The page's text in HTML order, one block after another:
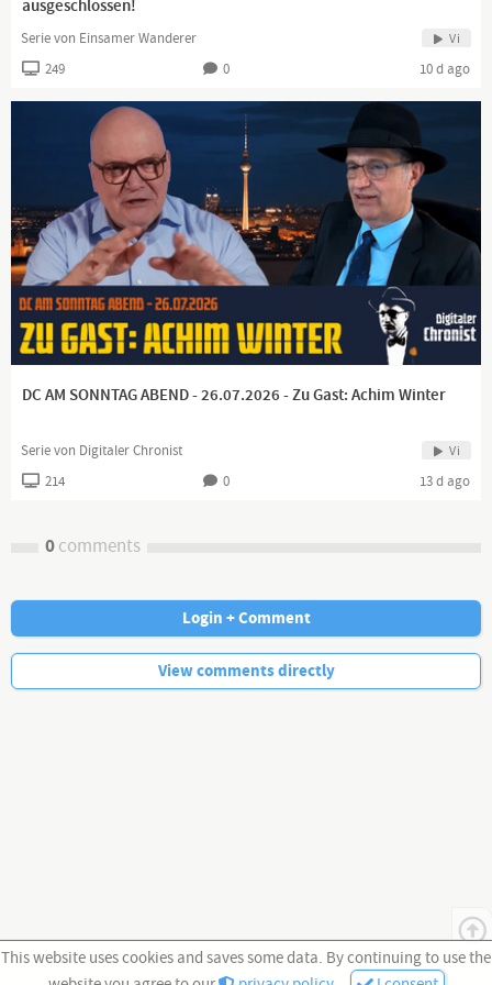
This website uses cookies and saves some data. By continuing to use the
zu begreifen und zu differenzieren. Ich will euch von meinen
Gedanken erzählen.
Manchmal sehe ich die Lüge. Wenn ich kann, kämpfe ich
dagegen an. Dafür dient diese Seite.
Schließe dich mir an!
ausgeschlossen!
Serie von Einsamer Wanderer Vi
249 0 10 d ago
DC AM SONNTAG ABEND - 26.07.2026 - Zu Gast: Achim Winter
Serie von Digitaler Chronist Vi
214 0 13 d ago
0comments
No more comments.
Login + Comment
View comments directly